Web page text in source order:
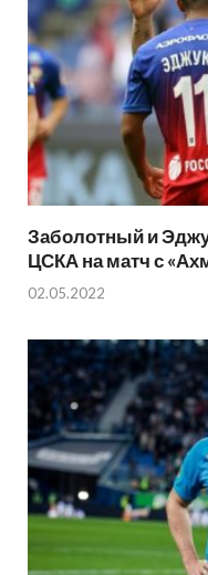
Заболотный и
ЦСКА на матч с
02.05.2022